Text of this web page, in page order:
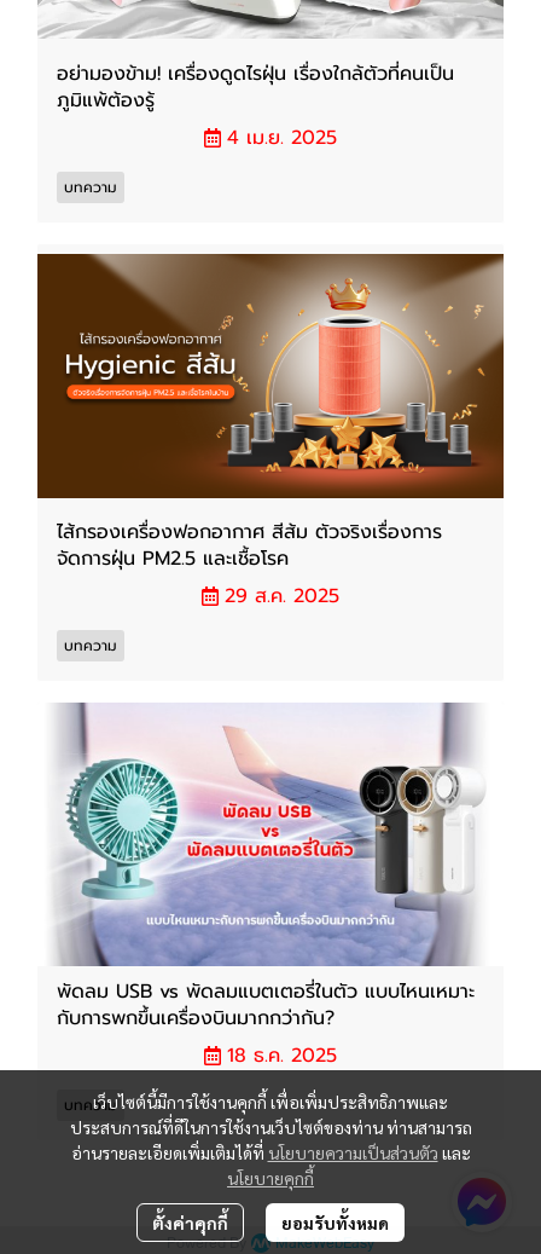
อย่ามองข้าม! เครื่องดูดไรฝุ่น เรื่องใกล้ตัวที่คนเป็น
ภูมิแพ้ต้องรู้
4 เม.ย. 2025
บทความ
ไส้กรองเครื่องฟอกอากาศ สีส้ม ตัวจริงเรื่องการ
จัดการฝุ่น PM2.5 และเชื้อโรค
29 ส.ค. 2025
บทความ
พัดลม USB vs พัดลมแบตเตอรี่ในตัว แบบไหนเหมาะ
กับการพกขึ้นเครื่องบินมากกว่ากัน?
18 ธ.ค. 2025
บทความเว็บไซต์นี้มีการใช้งานคุกกี้ เพื่อเพิ่มประสิทธิภาพและ
ประสบการณ์ที่ดีในการใช้งานเว็บไซต์ของท่าน ท่านสามารถ
อ่านรายละเอียดเพิ่มเติมได้ที่ นโยบายความเป็นส่วนตัว และ
นโยบายคุกกี้
ตั้งค่าคุกกี้ ยอมรับทั้งหมด
Powered By MakeWebEasy